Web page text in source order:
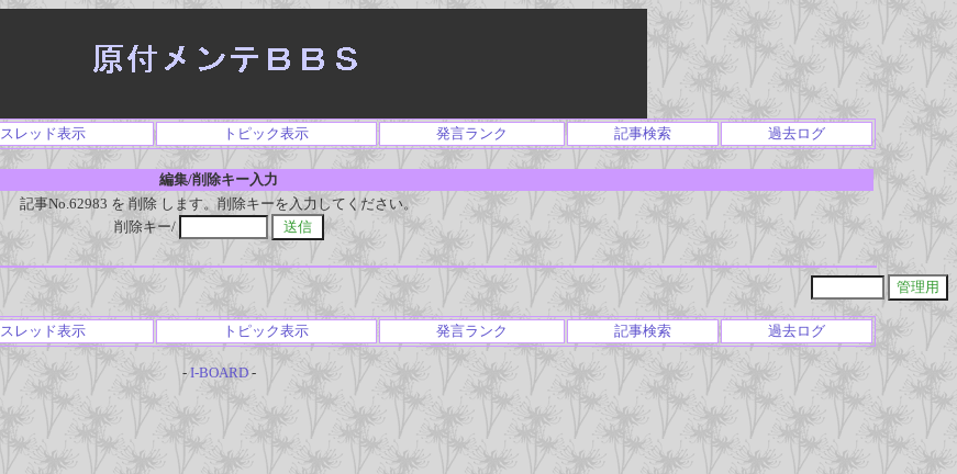
スレッド表示 トピック表示 発言ランク 記事検索 過去ログ
編集/削除キー入力
記事No.62983 を 削除 します。削除キーを入力してください。
削除キー/
スレッド表示 トピック表示 発言ランク 記事検索 過去ログ
- I-BOARD-